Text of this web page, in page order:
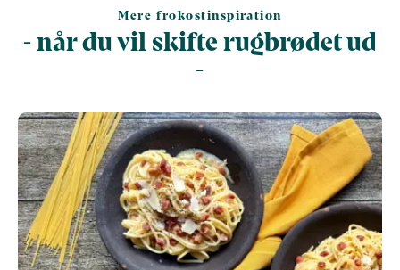
Mere frokostinspiration
- når du vil skifte rugbrødet ud
-